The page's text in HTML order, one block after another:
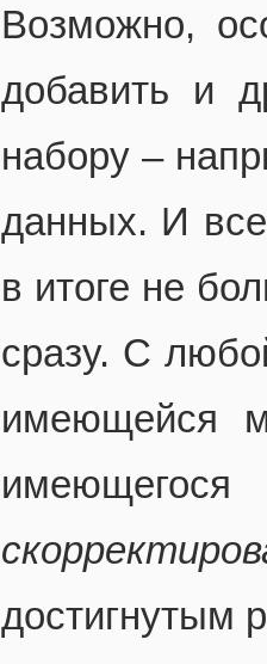
Возможно,
добавить и
набору –
данных. И
в итоге не
сразу. С
имеющейся
достигнутым